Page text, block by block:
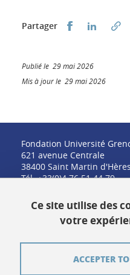
Partager Partager sur
Publié le 29 mai 2026
Mis à jour le 29 mai 2026
Fondation Université
621 avenue Centrale
38400 Saint Martin d'Hères
Tél. +33(0)4 76 51 44 79
Ce site utilise des
votre
ACCEPTER